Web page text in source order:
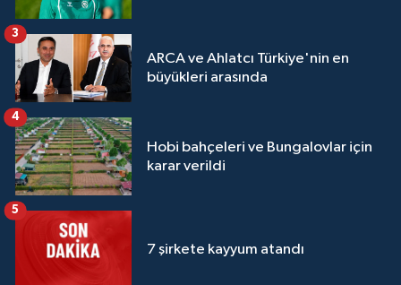
ARCA ve Ahlatcı Türkiye'nin en
büyükleri arasında
3
Hobi bahçeleri ve Bungalovlar için
karar verildi
4
7 şirkete kayyum atandı
5